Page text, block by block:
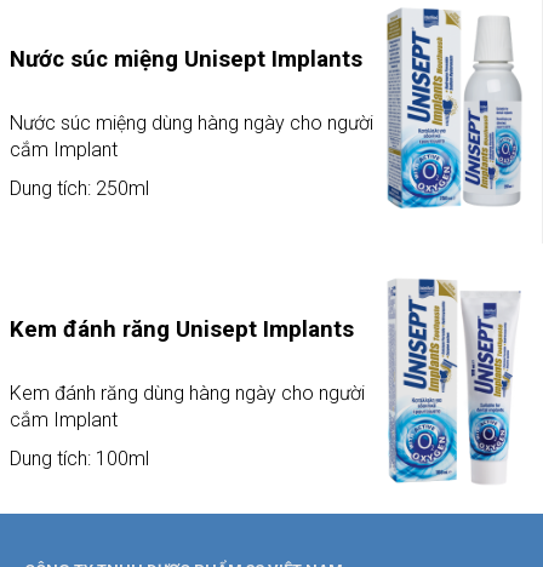
Nước súc miệng Unisept Implants
Nước súc miệng dùng hàng ngày cho người
cắm Implant
Dung tích: 250ml
Kem đánh răng Unisept Implants
Kem đánh răng dùng hàng ngày cho người
cắm Implant
Dung tích: 100ml